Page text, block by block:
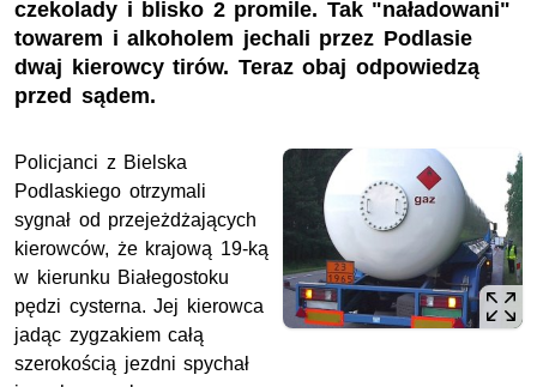
czekolady i blisko 2 promile. Tak "naładowani"
towarem i alkoholem jechali przez Podlasie
dwaj kierowcy tirów. Teraz obaj odpowiedzą
przed sądem.
Policjanci z Bielska
Podlaskiego otrzymali
sygnał od przejeżdżających
kierowców, że krajową 19-ką
w kierunku Białegostoku
pędzi cysterna. Jej kierowca
jadąc zygzakiem całą
szerokością jezdni spychał